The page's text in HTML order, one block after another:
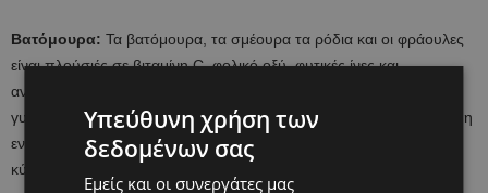
Βατόμουρα: Τα βατόμουρα, τα σμέουρα τα ρόδια και οι φράουλες
είναι πλούσιές σε βιταμίνη C, φoλικό οξύ, φυτικές ίνες και
αντιοξειδωτικά που ενισχύουν ην γονιμότητα σε άντρες αλλά και
γυναίκες. Τα αντιοξειδωτικά συγκεκριμένα βοηθούν στο να μειωθεί η
ενδεχόμενη ζημιά που μπορεί να γίνεται στα αναπαραγωγικά
κύτταρα που προέρχονται από περιβαλλοντικές τοξίνες.
Υπεύθυνη χρήση των
δεδομένων σας
Εμείς και οι συνεργάτες μας